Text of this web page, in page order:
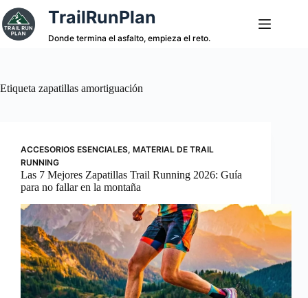
Saltar
al
contenido
TrailRunPlan
Donde termina el asfalto, empieza el reto.
Etiqueta zapatillas amortiguación
ACCESORIOS ESENCIALES, MATERIAL DE TRAIL
RUNNING
Las 7 Mejores Zapatillas Trail Running 2026: Guía
para no fallar en la montaña